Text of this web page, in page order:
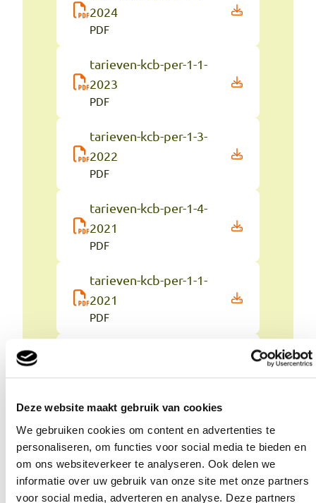
Deze website maakt gebruik van cookies
We gebruiken cookies om content en advertenties te
personaliseren, om functies voor social media te bieden en
om ons websiteverkeer te analyseren. Ook delen we
informatie over uw gebruik van onze site met onze partners
voor social media, adverteren en analyse. Deze partners
2024
PDF
tarieven-kcb-per-1-1-
2023
PDF
tarieven-kcb-per-1-3-
2022
PDF
tarieven-kcb-per-1-4-
2021
PDF
tarieven-kcb-per-1-1-
2021
PDF
tarieven-kcb-per-1-1-
2020
PDF
tarieven-kcb-per-1-1-